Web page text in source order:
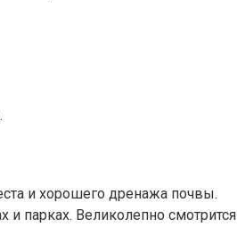
и хорошего дренажа почвы.
и парках. Великолепно смотрится